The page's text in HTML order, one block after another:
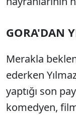
GORA'DAN
Merakla
ederken
yaptığı son
komedyen,